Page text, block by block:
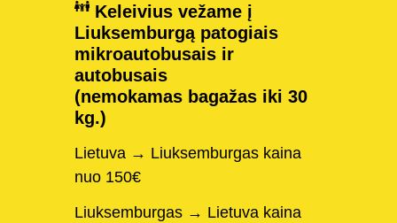
Keleivius vežame į
Liuksemburgą patogiais
mikroautobusais ir
autobusais
(nemokamas bagažas iki 30
kg.)
Lietuva → Liuksemburgas kaina
nuo 150€
Liuksemburgas → Lietuva kaina